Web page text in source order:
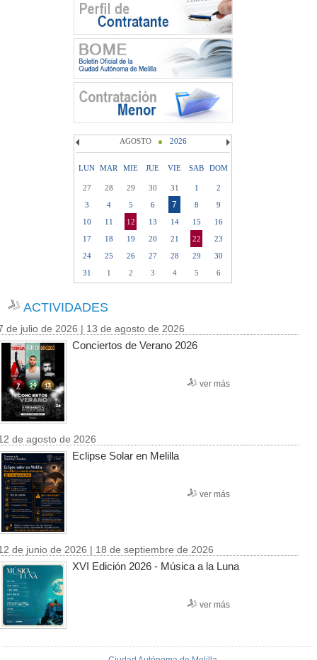
AGOSTO 2026
LUN MAR MIE JUE VIE SAB DOM
27 28 29 30 31 1
2
3
4 5 6 7 8
9
10
11 12 13 14 15
16
17
18 19 20 21 22
23
24
25 26 27 28 29
30
31
1 2 3 4 5 6
ACTIVIDADES
de julio de 2026 | 13 de agosto de 2026
Conciertos de Verano 2026
ver más
de agosto de 2026
Eclipse Solar en Melilla
ver más
de junio de 2026 | 18 de septiembre de 2026
XVI Edición 2026 - Música a la Luna
ver más